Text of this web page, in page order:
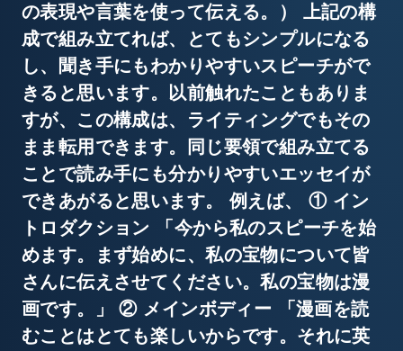
の表現や言葉を使って伝える。） 上記の構
成で組み立てれば、とてもシンプルになる
し、聞き手にもわかりやすいスピーチがで
きると思います。以前触れたこともありま
すが、この構成は、ライティングでもその
まま転用できます。同じ要領で組み立てる
ことで読み手にも分かりやすいエッセイが
できあがると思います。 例えば、 ① イン
トロダクション 「今から私のスピーチを始
めます。まず始めに、私の宝物について皆
さんに伝えさせてください。私の宝物は漫
画です。」 ② メインボディー 「漫画を読
むことはとても楽しいからです。それに英